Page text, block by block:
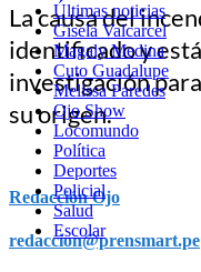
Últimas noticias
Gisela Valcarcel
Magaly Medina
Cuto Guadalupe
Melissa Paredes
Ojo Show
Locomundo
Política
Deportes
Policial
Salud
Escolar
La causa del
identificado y
investigación
su origen.
Redacción Ojo
redaccion@prensmart.pe